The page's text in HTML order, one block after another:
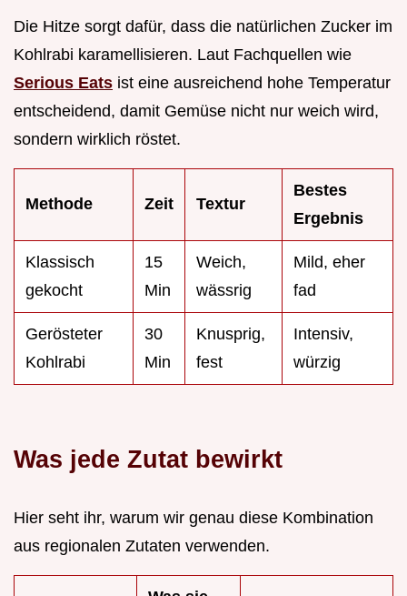
Die Hitze sorgt dafür, dass die natürlichen Zucker im
Kohlrabi karamellisieren. Laut Fachquellen wie
Serious Eats ist eine ausreichend hohe Temperatur
entscheidend, damit Gemüse nicht nur weich wird,
sondern wirklich röstet.
Methode Zeit Textur
Bestes
Ergebnis
Klassisch
gekocht
15
Min
Weich,
wässrig
Mild, eher
fad
Gerösteter
Kohlrabi
30
Min
Knusprig,
fest
Intensiv,
würzig
Was jede Zutat bewirkt
Hier seht ihr, warum wir genau diese Kombination
aus regionalen Zutaten verwenden.